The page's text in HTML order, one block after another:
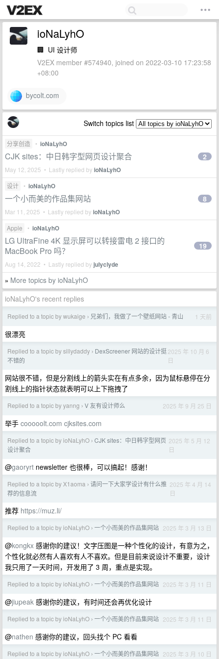
ioNaLyhO
🏢 UI 设计师
V2EX member #574940, joined on 2022-03-10 17:23:58
+08:00
bycolt.com
Switch topics list
分享创造 • ioNaLyhO
CJK sites：中日韩字型网页设计聚合
May 12, 2025 • Lastly replied byioNaLyhO
2
设计 • ioNaLyhO
一个小而美的作品集网站
Mar 11, 2025 • Lastly replied byioNaLyhO
8
Apple • ioNaLyhO
LG UltraFine 4K 显示屏可以转接雷电 2 接口的
MacBook Pro 吗？
Aug 14, 2022 • Lastly replied by julyclyde
19
» More topics by ioNaLyhO
ioNaLyhO's recent replies
Replied to a topic by wukaige › 兄弟们，我做了一个壁纸网站 - 青山 1 天前
很漂亮
Replied to a topic by sillydaddy › DexScreener 网站的设计挺
不错的
2025 年 10 月 6
日
网站很不错，但是分割线上的箭头实在有点多余，因为鼠标悬停在分
割线上的指针状态就表明可以上下拖拽了
Replied to a topic by yanng › V 友有设计师么 2025 年 9 月 25 日
举手 cooooolt.com cjksites.com
Replied to a topic by ioNaLyhO › CJK sites：中日韩字型网页
设计聚合
2025 年 5 月 12
日
@gaoryrt newsletter 也很棒，可以搞起！感谢！
Replied to a topic by X1aoma › 请问一下大家学设计有什么推
荐的信息流
2025 年 4 月 14
日
推荐 https://muz.li/
Replied to a topic by ioNaLyhO › 一个小而美的作品集网站 2025 年 3 月 13 日
@kongkx 感谢你的建议！文字压图是一种个性化的设计，有意为之，
个性化就必然有人喜欢有人不喜欢。但是目前来说设计不重要，设计
我只用了一天时间，开发用了 3 周，重点是实现。
Replied to a topic by ioNaLyhO › 一个小而美的作品集网站 2025 年 3 月 11 日
@jiupeak 感谢你的建议，有时间还会再优化设计
Replied to a topic by ioNaLyhO › 一个小而美的作品集网站 2025 年 3 月 11 日
@nathen 感谢你的建议，回头找个 PC 看看
Replied to a topic by ioNaLyhO › 一个小而美的作品集网站 2025 年 3 月 10 日